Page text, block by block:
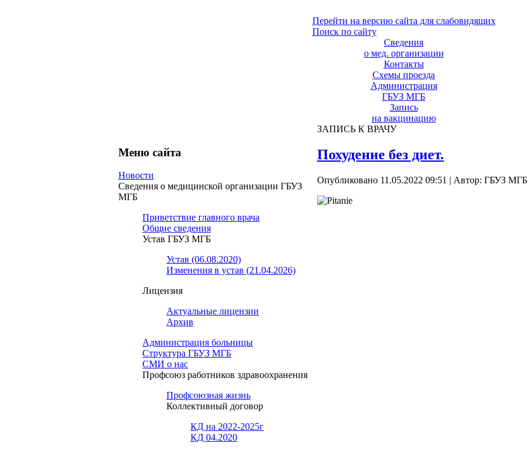
Перейти на версию сайта для слабовидящих
Поиск по сайту
Сведения
о мед. организации
Контакты
Схемы проезда
Администрация
ГБУЗ МГБ
Запись
на вакцинацию
ЗАПИСЬ К ВРАЧУ
Меню сайта
Новости
Сведения о медицинской организации ГБУЗ
МГБ
Приветствие главного врача
Общие сведения
Устав ГБУЗ МГБ
Устав (06.08.2020)
Изменения в устав (21.04.2026)
Лицензия
Актуальные лицензии
Архив
Администрация больницы
Структура ГБУЗ МГБ
СМИ о нас
Профсоюз работников здравоохранения
Профсоюзная жизнь
Коллективный договор
КД на 2022-2025г
КД 04.2020
Похудение без диет.
Опубликовано 11.05.2022 09:51 | Автор: ГБУЗ МГБ